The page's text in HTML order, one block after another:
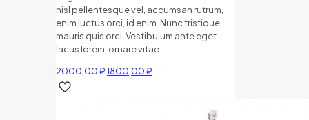
nisl pellentesque vel, accumsan rutrum,
enim luctus orci, id enim. Nunc tristique
mauris quis orci. Vestibulum ante eget
lacus lorem, ornare vitae.
2000,00₽Первоначальная
1800,00₽